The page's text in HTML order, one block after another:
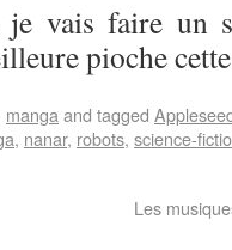
vais faire un
pioche
manga and tagged
, nanar, robots, science-
Les